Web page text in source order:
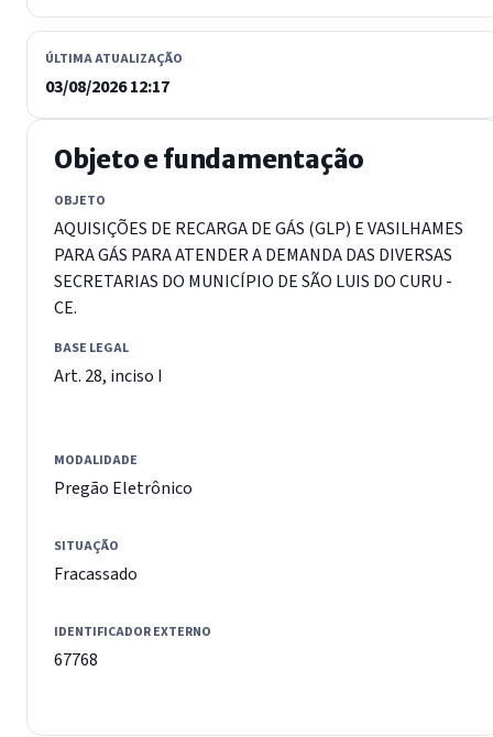
ÚLTIMA ATUALIZAÇÃO
03/08/2026 12:17
Objeto e fundamentação
OBJETO
AQUISIÇÕES DE RECARGA DE GÁS (GLP) E VASILHAMES
PARA GÁS PARA ATENDER A DEMANDA DAS DIVERSAS
SECRETARIAS DO MUNICÍPIO DE SÃO LUIS DO CURU -
CE.
BASE LEGAL
Art. 28, inciso I
MODALIDADE
Pregão Eletrônico
SITUAÇÃO
Fracassado
IDENTIFICADOR EXTERNO
67768